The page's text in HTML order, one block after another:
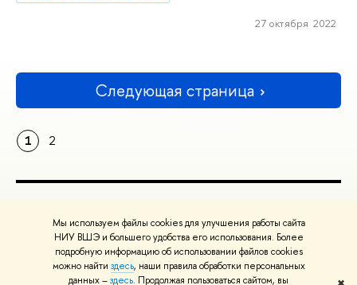
Мы используем файлы cookies для улучшения работы сайта
НИУ ВШЭ и большего удобства его использования. Более
подробную информацию об использовании файлов cookies
можно найти здесь, наши правила обработки персональных
данных –здесь. Продолжая пользоваться сайтом, вы
27 октября 2022
Следующая страница
1 2
Министерство науки и высшего образования РФ
Министерство просвещения РФ
Массовые открытые онлайн-курсы